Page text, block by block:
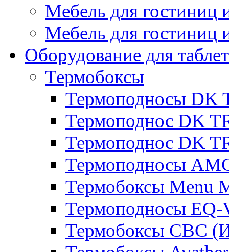
Мебель для
Мебель для гостиниц
Оборудование для
Термобоксы
Термоподносы DK
Термоподнос DK
Термоподнос DK
Термоподносы
Термобоксы Menu
Термоподносы EQ-
Термобоксы CBC